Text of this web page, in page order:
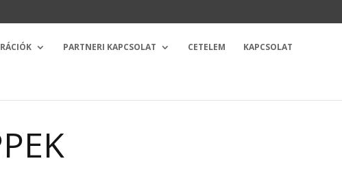
PARTNERI KAPCSOLAT CETELEM KAPCSOLAT